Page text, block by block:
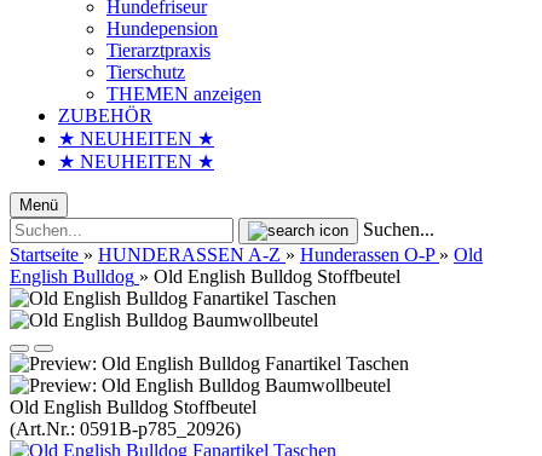
Hundefriseur
Hundepension
Tierarztpraxis
Tierschutz
THEMEN anzeigen
ZUBEHÖR
★ NEUHEITEN ★
★ NEUHEITEN ★
Menü
Suchen...
Startseite » HUNDERASSEN A-Z » Hunderassen O-P » Old
English Bulldog » Old English Bulldog Stoffbeutel
Old English Bulldog Stoffbeutel
(Art.Nr.: 0591B-p785_20926)